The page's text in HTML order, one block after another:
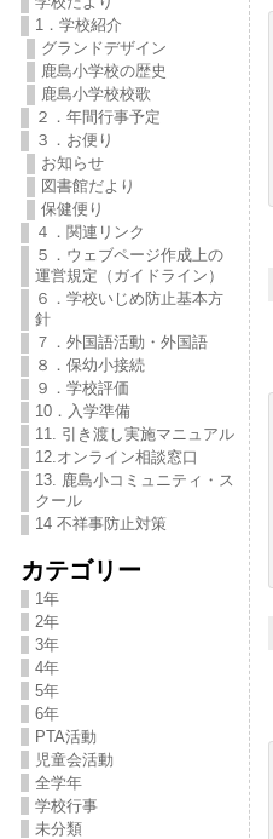
1．学校紹介
グランドデザイン
鹿島小学校の歴史
鹿島小学校校歌
２．年間行事予定
３．お便り
お知らせ
図書館だより
保健便り
４．関連リンク
５．ウェブページ作成上の
運営規定（ガイドライン）
６．学校いじめ防止基本方
針
７．外国語活動・外国語
８．保幼小接続
９．学校評価
10．入学準備
11. 引き渡し実施マニュアル
12.オンライン相談窓口
13. 鹿島小コミュニティ・ス
クール
14 不祥事防止対策
カテゴリー
1年
2年
3年
4年
5年
6年
PTA活動
児童会活動
全学年
学校行事
未分類